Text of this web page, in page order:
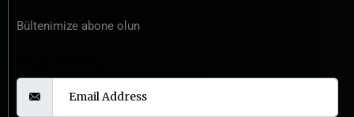
Bültenimize abone olun